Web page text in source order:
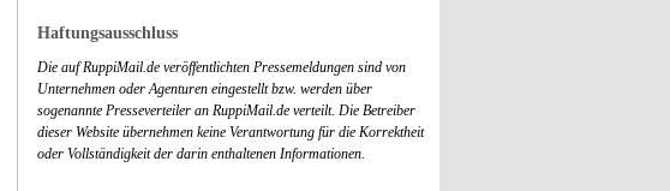
Haftungsausschluss
Die auf RuppiMail.de veröffentlichten Pressemeldungen sind von
Unternehmen oder Agenturen eingestellt bzw. werden über
sogenannte Presseverteiler an RuppiMail.de verteilt. Die Betreiber
dieser Website übernehmen keine Verantwortung für die Korrektheit
oder Vollständigkeit der darin enthaltenen Informationen.